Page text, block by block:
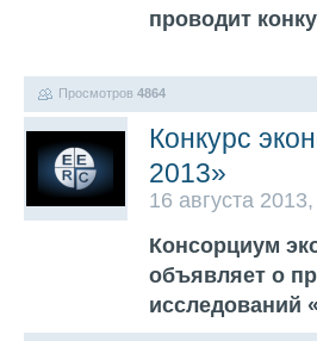
проводит
Просмотров 4864
Конкурс
2013»
16 августа
Консорциум
объявляет о
исследований